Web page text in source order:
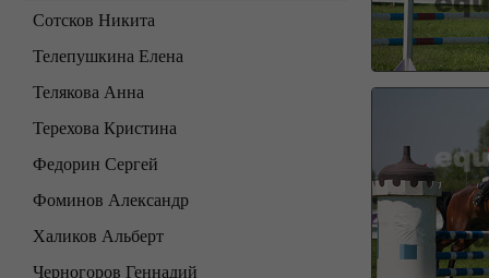
Сотсков Никита
Телепушкина Елена
Телякова Анна
Терехова Кристина
Федорин Сергей
Фоминов Александр
Халиков Альберт
Черногоров Геннадий